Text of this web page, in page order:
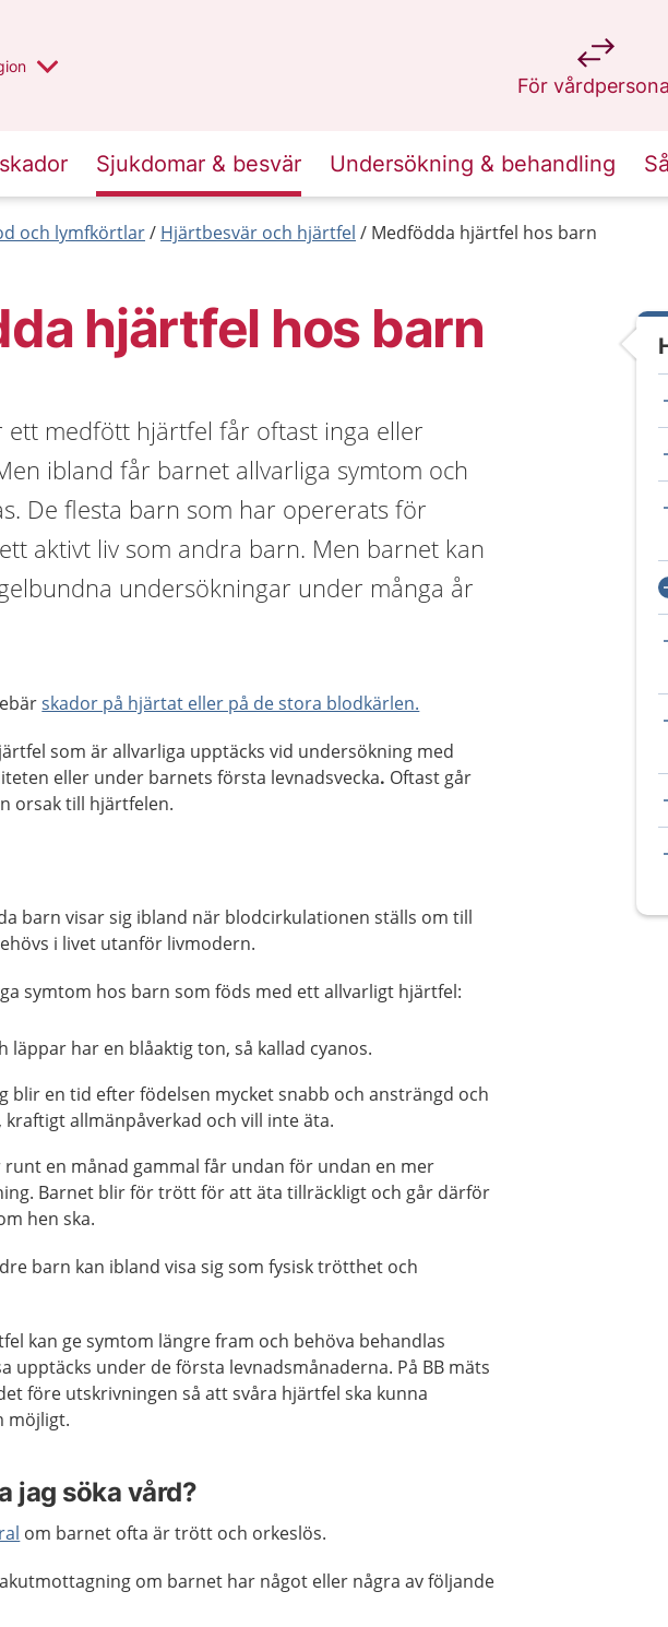
region
annan
För
på 1177.se
Sjukdomar & besvär Undersökning & behandling
och lymfkörtlar Hjärtbesvär och hjärtfel Medfödda hjärtfel hos barn
hjärtfel hos barn
ett medfött hjärtfel får oftast inga eller
ibland får barnet allvarliga symtom och
De flesta barn som har opererats för
aktivt liv som andra barn. Men barnet kan
undersökningar under många år
skador på hjärtat eller på de stora blodkärlen.
som är allvarliga upptäcks vid undersökning med
eller under barnets första levnadsvecka. Oftast går
orsak till hjärtfelen.
barn visar sig ibland när blodcirkulationen ställs om till
i livet utanför livmodern.
symtom hos barn som föds med ett allvarligt hjärtfel:
läppar har en blåaktig ton, så kallad cyanos.
blir en tid efter födelsen mycket snabb och ansträngd och
allmänpåverkad och vill inte äta.
runt en månad gammal får undan för undan en mer
Barnet blir för trött för att äta tillräckligt och går därför
hen ska.
barn kan ibland visa sig som fysisk trötthet och
kan ge symtom längre fram och behöva behandlas
upptäcks under de första levnadsmånaderna. På BB mäts
före utskrivningen så att svåra hjärtfel ska kunna
möjligt.
jag söka vård?
om barnet ofta är trött och orkeslös.
om barnet har något eller några av följande